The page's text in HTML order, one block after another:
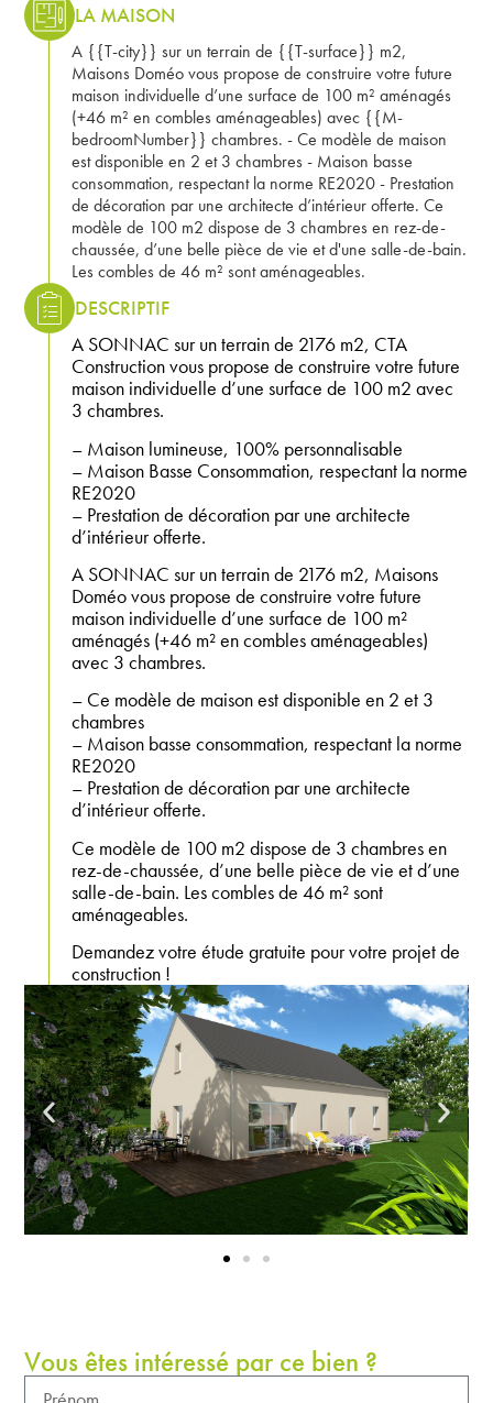
LA MAISON
A {{T-city}} sur un terrain de {{T-surface}} m2,
Maisons Doméo vous propose de construire votre future
maison individuelle d’une surface de 100 m² aménagés
(+46 m² en combles aménageables) avec {{M-
bedroomNumber}} chambres. - Ce modèle de maison
est disponible en 2 et 3 chambres - Maison basse
consommation, respectant la norme RE2020 - Prestation
de décoration par une architecte d’intérieur offerte. Ce
modèle de 100 m2 dispose de 3 chambres en rez-de-
chaussée, d’une belle pièce de vie et d'une salle-de-bain.
Les combles de 46 m² sont aménageables.
DESCRIPTIF
A SONNAC sur un terrain de 2176 m2, CTA
Construction vous propose de construire votre future
maison individuelle d’une surface de 100 m2 avec
3 chambres.
– Maison lumineuse, 100% personnalisable
– Maison Basse Consommation, respectant la norme
RE2020
– Prestation de décoration par une architecte
d’intérieur offerte.
A SONNAC sur un terrain de 2176 m2, Maisons
Doméo vous propose de construire votre future
maison individuelle d’une surface de 100 m²
aménagés (+46 m² en combles aménageables)
avec 3 chambres.
– Ce modèle de maison est disponible en 2 et 3
chambres
– Maison basse consommation, respectant la norme
RE2020
– Prestation de décoration par une architecte
d’intérieur offerte.
Ce modèle de 100 m2 dispose de 3 chambres en
rez-de-chaussée, d’une belle pièce de vie et d’une
salle-de-bain. Les combles de 46 m² sont
aménageables.
Demandez votre étude gratuite pour votre projet de
construction !
Vous êtes intéressé par ce bien ?